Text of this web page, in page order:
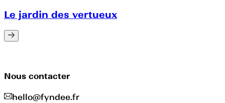
Le jardin des vertueux
Nous contacter
hello@fyndee.fr